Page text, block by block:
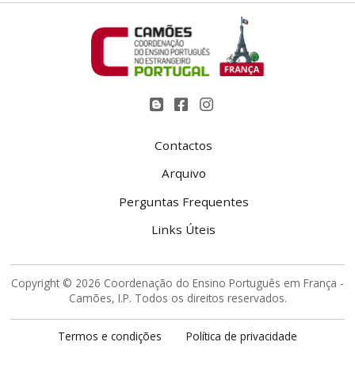
Contactos
Arquivo
Perguntas Frequentes
Links Úteis
Copyright © 2026 Coordenação do Ensino Português em França -
Camões, I.P. Todos os direitos reservados.
Termos e condições Política de privacidade